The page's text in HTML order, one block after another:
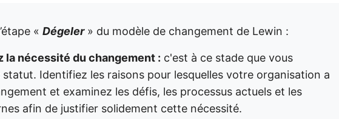
« Dégeler» du modèle de changement de Lewin :
la nécessité du changement : c'est à ce stade que vous
statut. Identifiez les raisons pour lesquelles votre organisation a
et examinez les défis, les processus actuels et les
afin de justifier solidement cette nécessité.